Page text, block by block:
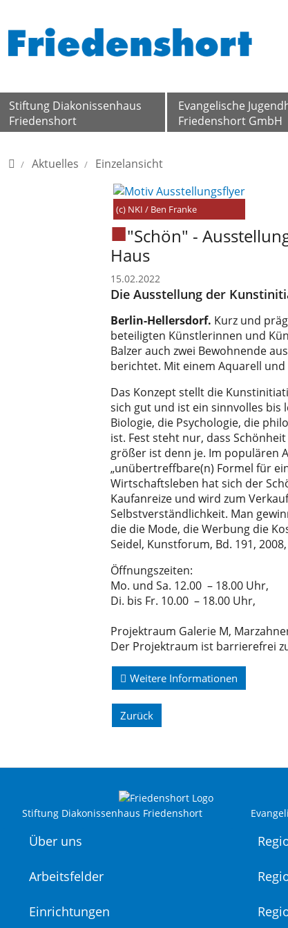
Stiftung Diakonissenhaus
Friedenshort
Evangelische
Friedenshort GmbH
Home
Aktuelles Einzelansicht
(c) NKI / Ben Franke
"Schön" -
Haus
15.02.2022
Die Ausstellung der
Berlin-Hellersdorf. Kurz und
beteiligten Künstlerinnen und
Balzer auch zwei Bewohnende
berichtet. Mit einem Aquarell
Das Konzept stellt die
sich gut und ist ein sinnvolles bis
Biologie, die Psychologie, die
ist. Fest steht nur, dass
größer ist denn je. Im populären
„unübertreffbare(n) Formel für
Wirtschaftsleben hat sich der
Kaufanreize und wird zum
Selbstverständlichkeit. Man
die die Mode, die Werbung die
Seidel, Kunstforum, Bd. 191,
Öffnungszeiten:
Mo. und Sa. 12.00 – 18.00 Uhr,
Di. bis Fr. 10.00 – 18.00 Uhr,
Projektraum Galerie M,
Der Projektraum ist barrierefrei
Weitere Informationen
Zurück
Stiftung Diakonissenhaus Friedenshort
Über uns
Arbeitsfelder
Einrichtungen